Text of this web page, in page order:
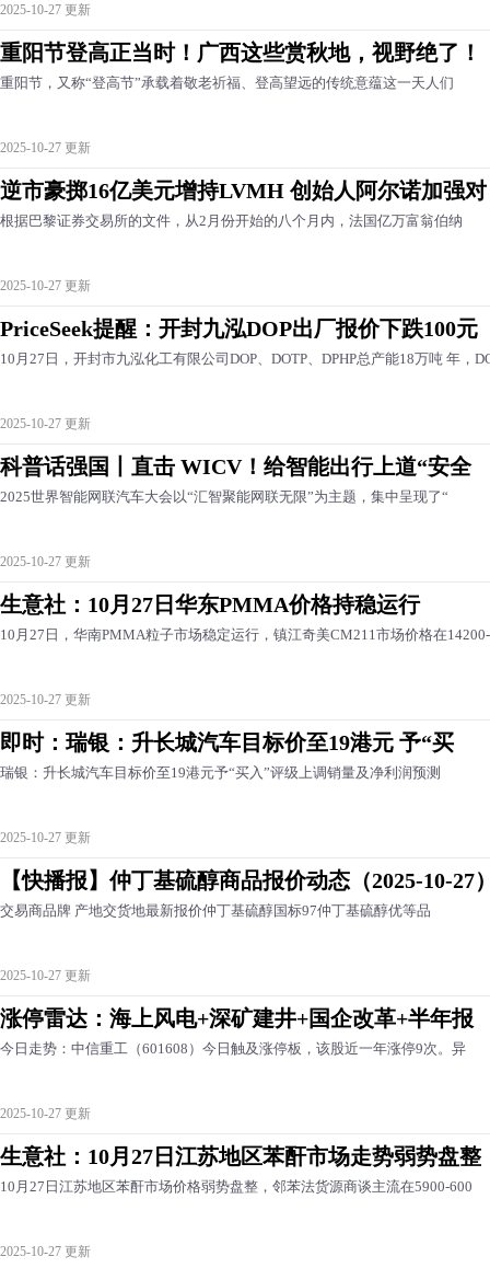
2025-10-27 更新
重阳节登高正当时！广西这些赏秋地，视野绝了！
重阳节，又称“登高节”承载着敬老祈福、登高望远的传统意蕴这一天人们
2025-10-27 更新
逆市豪掷16亿美元增持LVMH 创始人阿尔诺加强对
根据巴黎证券交易所的文件，从2月份开始的八个月内，法国亿万富翁伯纳
2025-10-27 更新
PriceSeek提醒：开封九泓DOP出厂报价下跌100元
10月27日，开封市九泓化工有限公司DOP、DOTP、DPHP总产能18万吨 年，
2025-10-27 更新
科普话强国丨直击 WICV！给智能出行上道“安全
2025世界智能网联汽车大会以“汇智聚能网联无限”为主题，集中呈现了“
2025-10-27 更新
生意社：10月27日华东PMMA价格持稳运行
10月27日，华南PMMA粒子市场稳定运行，镇江奇美CM211市场价格在
2025-10-27 更新
即时：瑞银：升长城汽车目标价至19港元 予“买
瑞银：升长城汽车目标价至19港元予“买入”评级上调销量及净利润预测
2025-10-27 更新
【快播报】仲丁基硫醇商品报价动态（2025-10-27
交易商品牌 产地交货地最新报价仲丁基硫醇国标97仲丁基硫醇优等品
2025-10-27 更新
涨停雷达：海上风电+深矿建井+国企改革+半年报
今日走势：中信重工（601608）今日触及涨停板，该股近一年涨停9次。异
2025-10-27 更新
生意社：10月27日江苏地区苯酐市场走势弱势盘整
10月27日江苏地区苯酐市场价格弱势盘整，邻苯法货源商谈主流在5900-600
2025-10-27 更新